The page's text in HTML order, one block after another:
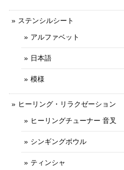
ステンシルシート
アルファベット
日本語
模様
ヒーリング・リラクゼーション
ヒーリングチューナー 音叉
シンギングボウル
ティンシャ